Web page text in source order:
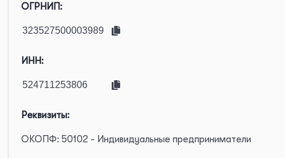
ОГРНИП:
ИНН:
Реквизиты:
ОКОПФ: 50102 - Индивидуальные предприниматели